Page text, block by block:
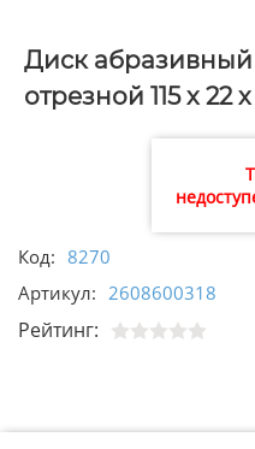
Диск абразивный
отрезной 115 х 22
Код: 8270
Артикул: 2608600318
Рейтинг: